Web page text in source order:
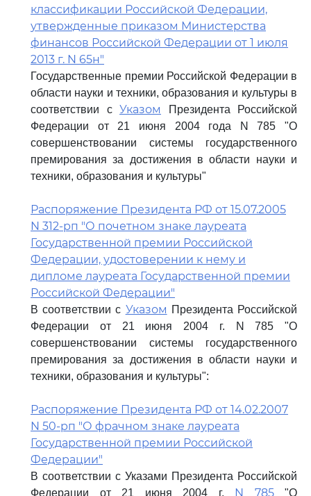
классификации Российской Федерации,
утвержденные приказом Министерства
финансов Российской Федерации от 1 июля
2013 г. N 65н"
Государственные премии Российской Федерации в
области науки и техники, образования и культуры в
соответствии с Указом
Президента Российской
Федерации от 21 июня 2004 года N 785 "О
совершенствовании системы государственного
премирования за достижения в области науки и
техники, образования и культуры"
Распоряжение Президента РФ от 15.07.2005
N 312-рп "О почетном знаке лауреата
Государственной премии Российской
Федерации, удостоверении к нему и
дипломе лауреата Государственной премии
Российской Федерации"
В соответствии с Указом Президента Российской
Федерации от 21 июня 2004 г. N 785 "О
совершенствовании системы государственного
премирования за достижения в области науки и
техники, образования и культуры":
Распоряжение Президента РФ от 14.02.2007
N 50-рп "О фрачном знаке лауреата
Государственной премии Российской
Федерации"
В соответствии с Указами Президента Российской
Федерации от 21 июня 2004 г. N 785"О